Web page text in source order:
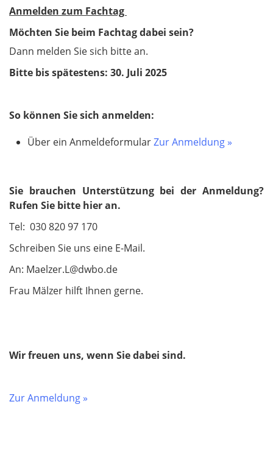
Anmelden zum Fachtag
Möchten Sie beim Fachtag dabei sein?
Dann melden Sie sich bitte an.
Bitte bis spätestens: 30. Juli 2025
So können Sie sich anmelden:
Über ein AnmeldeformularZur Anmeldung »
Sie brauchen Unterstützung bei der Anmeldung?
Rufen Sie bitte hier an.
Tel: 030 820 97 170
Schreiben Sie uns eine E-Mail.
An: Maelzer.L@dwbo.de
Frau Mälzer hilft Ihnen gerne.
Wir freuen uns, wenn Sie dabei sind.
Zur Anmeldung »